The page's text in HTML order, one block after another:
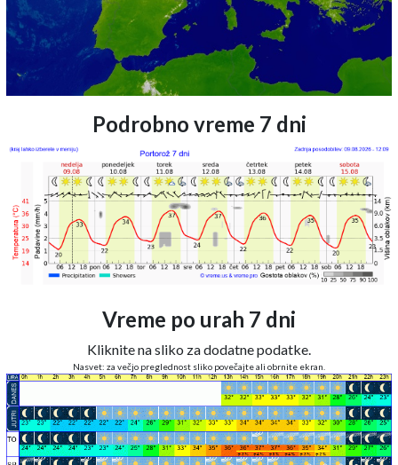
Podrobno vreme 7 dni
Vreme po urah 7 dni
Kliknite na sliko za dodatne podatke.
Nasvet: za večjo preglednost sliko povečajte ali obrnite ekran.